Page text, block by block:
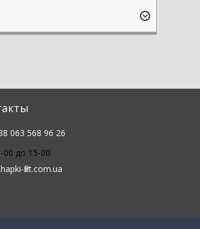
063 568 96 26
00 до 15-00
flirt.com.ua